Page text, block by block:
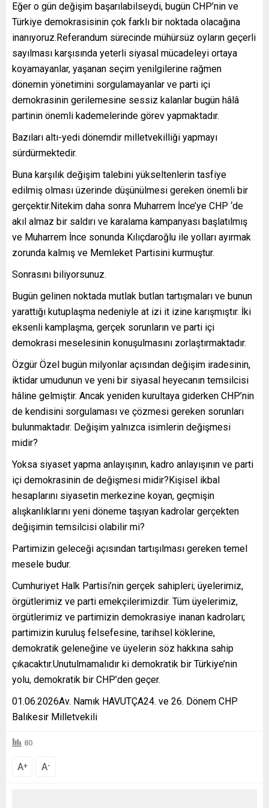
Eğer o gün değişim başarılabilseydi, bugün CHP’nin ve
Türkiye demokrasisinin çok farklı bir noktada olacağına
inanıyoruz.Referandum sürecinde mühürsüz oyların geçerli
sayılması karşısında yeterli siyasal mücadeleyi ortaya
koyamayanlar, yaşanan seçim yenilgilerine rağmen
dönemin yönetimini sorgulamayanlar ve parti içi
demokrasinin gerilemesine sessiz kalanlar bugün hâlâ
partinin önemli kademelerinde görev yapmaktadır.
Bazıları altı-yedi dönemdir milletvekilliği yapmayı
sürdürmektedir.
Buna karşılık değişim talebini yükseltenlerin tasfiye
edilmiş olması üzerinde düşünülmesi gereken önemli bir
gerçektir.Nitekim daha sonra Muharrem İnce’ye CHP ‘de
akıl almaz bir saldırı ve karalama kampanyası başlatılmış
ve Muharrem İnce sonunda Kılıçdaroğlu ile yolları ayırmak
zorunda kalmış ve Memleket Partisini kurmuştur.
Sonrasını biliyorsunuz.
Bugün gelinen noktada mutlak butlan tartışmaları ve bunun
yarattığı kutuplaşma nedeniyle at izi it izine karışmıştır. İki
eksenli kamplaşma, gerçek sorunların ve parti içi
demokrasi meselesinin konuşulmasını zorlaştırmaktadır.
Özgür Özel bugün milyonlar açısından değişim iradesinin,
iktidar umudunun ve yeni bir siyasal heyecanın temsilcisi
hâline gelmiştir. Ancak yeniden kurultaya giderken CHP’nin
de kendisini sorgulaması ve çözmesi gereken sorunları
bulunmaktadır. Değişim yalnızca isimlerin değişmesi
midir?
Yoksa siyaset yapma anlayışının, kadro anlayışının ve parti
içi demokrasinin de değişmesi midir?Kişisel ikbal
hesaplarını siyasetin merkezine koyan, geçmişin
alışkanlıklarını yeni döneme taşıyan kadrolar gerçekten
değişimin temsilcisi olabilir mi?
Partimizin geleceği açısından tartışılması gereken temel
mesele budur.
Cumhuriyet Halk Partisi’nin gerçek sahipleri; üyelerimiz,
örgütlerimiz ve parti emekçilerimizdir. Tüm üyelerimiz,
örgütlerimiz ve partimizin demokrasiye inanan kadroları;
partimizin kuruluş felsefesine, tarihsel köklerine,
demokratik geleneğine ve üyelerin söz hakkına sahip
çıkacaktır.Unutulmamalıdır ki demokratik bir Türkiye’nin
yolu, demokratik bir CHP’den geçer.
01.06.2026Av. Namık HAVUTÇA24. ve 26. Dönem CHP
Balıkesir Milletvekili
80
A+ A-